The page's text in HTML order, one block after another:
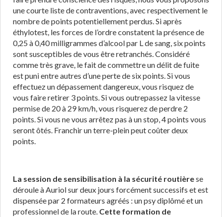
une courte liste de contraventions, avec respectivement le
nombre de points potentiellement perdus. Si après
éthylotest, les forces de l’ordre constatent la présence de
0,25 à 0,40 milligrammes d’alcool par L de sang, six points
sont susceptibles de vous être retranchés. Considéré
comme très grave, le fait de commettre un délit de fuite
est puni entre autres d’une perte de six points. Si vous
effectuez un dépassement dangereux, vous risquez de
vous faire retirer 3 points. Si vous outrepassez la vitesse
permise de 20 à 29 km/h, vous risquerez de perdre 2
points. Si vous ne vous arrêtez pas à un stop, 4 points vous
seront ôtés. Franchir un terre-plein peut coûter deux
points.
La session de sensibilisation à la sécurité routièrese
déroule à Auriol sur deux jours forcément successifs et est
dispensée par 2 formateurs agréés : un psy diplômé et un
professionnel de la route. Cette formation de